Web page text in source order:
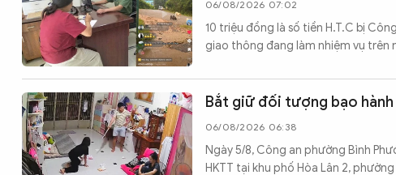
06/08/2026 07:02
10 triệu đồng là số tiền H.T.C bị
giao thông đang làm nhiệm vụ trên
Bắt giữ đối tượng bạo
06/08/2026 06:38
Ngày 5/8, Công an phường Bình
HKTT tại khu phố Hòa Lân 2,